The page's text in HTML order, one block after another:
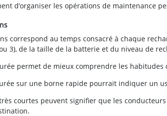
d’organiser les opérations de maintenance
correspond au temps consacré à chaque
3), de la taille de la batterie et du niveau de
permet de mieux comprendre les
sur une borne rapide pourrait indiquer un
courtes peuvent signifier que les